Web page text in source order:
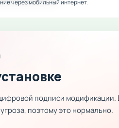
через мобильный интернет.
подписи модификации.
поэтому это нормально.